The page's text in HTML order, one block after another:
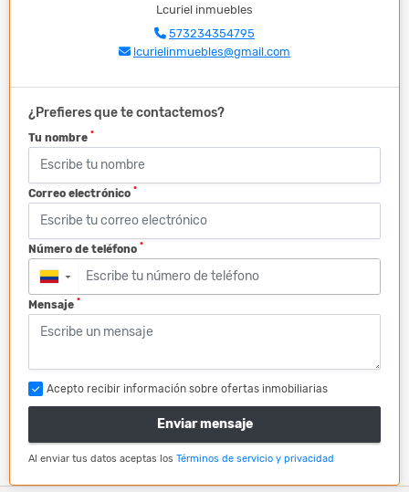
Lcuriel inmuebles
573234354795
lcurielinmuebles@gmail.com
¿Prefieres que te contactemos?
Tu nombre *
Correo electrónico *
Número de teléfono *
▼
Mensaje *
Acepto recibir información sobre ofertas inmobiliarias
Enviar mensaje
Al enviar tus datos aceptas los Términos de servicio y privacidad